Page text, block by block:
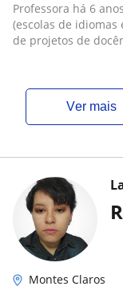
Professora há 6
(escolas de
de projetos de
ver mais
Montes Claros